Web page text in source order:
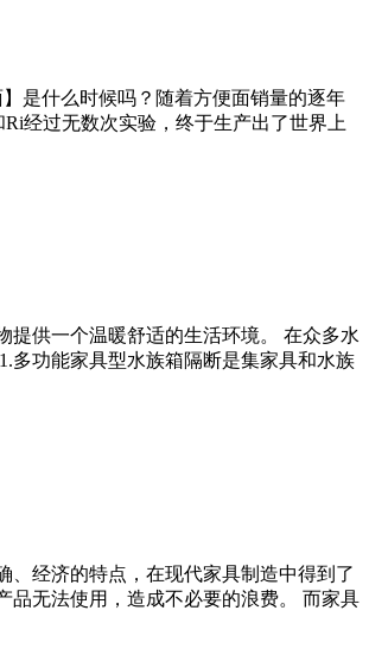
是什么时候吗？随着方便面销量的逐年
经过无数次实验，终于生产出了世界上
提供一个温暖舒适的生活环境。 在众多水
多功能家具型水族箱隔断是集家具和水族
经济的特点，在现代家具制造中得到了
品无法使用，造成不必要的浪费。 而家具